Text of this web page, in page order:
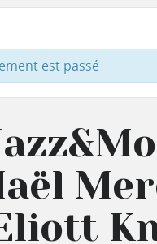
est passé